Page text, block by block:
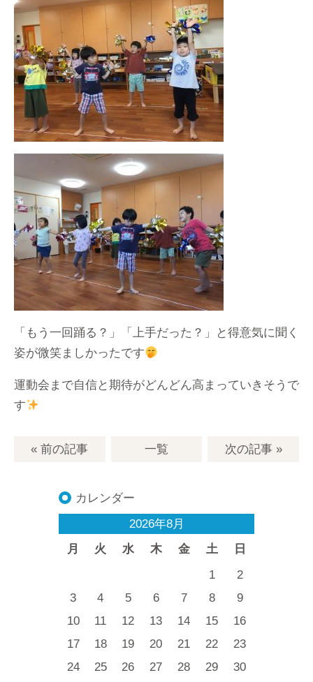
「もう一回踊る？」「上手だった？」と得意気に聞く
姿が微笑ましかったです
運動会まで自信と期待がどんどん高まっていきそうで
す
« 前の記事 一覧 次の記事»
カレンダー
2026年8月
月
火 水 木 金 土 日
1
2
3
4 5 6 7 8
9
10
11 12 13 14 15
16
17
18 19 20 21 22
23
24
25 26 27 28 29
30